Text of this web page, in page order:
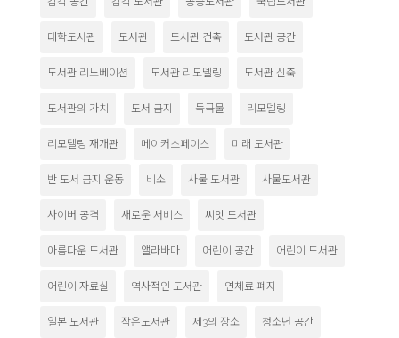
대학도서관 도서관 도서관 건축 도서관 공간
도서관 리노베이션 도서관 리모델링 도서관 신축
도서관의 가치 도서 금지 독극물 리모델링
리모델링 재개관 메이커스페이스 미래 도서관
반 도서 금지 운동 비소 사물 도서관 사물도서관
사이버 공격 새로운 서비스 씨앗 도서관
아름다운 도서관 앨라바마 어린이 공간 어린이 도서관
어린이 자료실 역사적인 도서관 연체료 폐지
일본 도서관 작은도서관 제3의 장소 청소년 공간